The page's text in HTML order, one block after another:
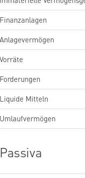
Finanzanlagen
Anlagevermögen
Vorräte
Forderungen
Liquide Mitteln
Umlaufvermögen
Passiva